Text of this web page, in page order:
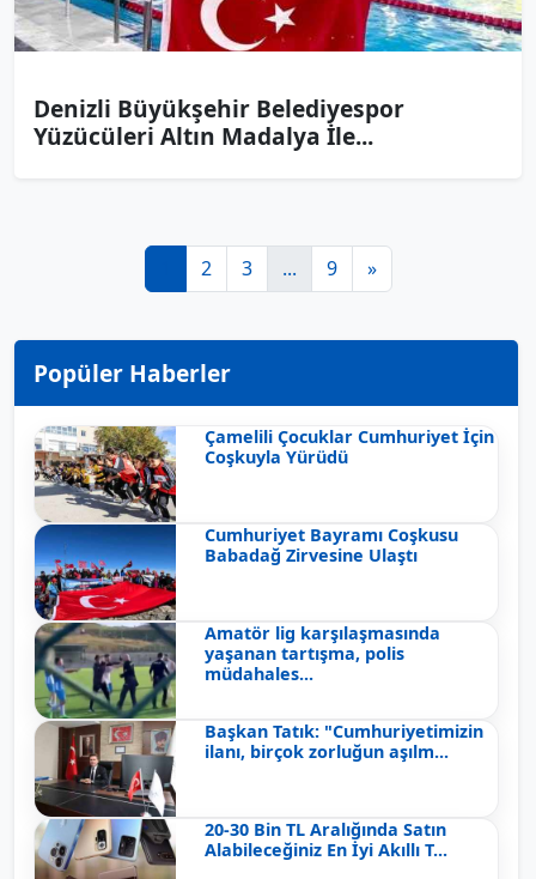
Denizli Büyükşehir Belediyespor
Yüzücüleri Altın Madalya İle...
2 3 ... 9 »
Popüler Haberler
Çamelili Çocuklar Cumhuriyet İçin
Coşkuyla Yürüdü
Cumhuriyet Bayramı Coşkusu
Babadağ Zirvesine Ulaştı
Amatör lig karşılaşmasında
yaşanan tartışma, polis
müdahales...
Başkan Tatık: "Cumhuriyetimizin
ilanı, birçok zorluğun aşılm...
20-30 Bin TL Aralığında Satın
Alabileceğiniz En İyi Akıllı T...